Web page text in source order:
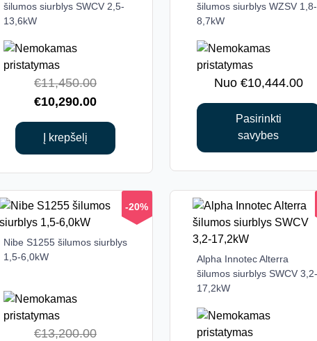
šilumos siurblys SWCV 2,5-
13,6kW
€11,450.00Original
price
was:
€10,290.00Current
price
€10,290.00.
Į krepšelį
šilumos siurblys WZSV 1,8-
8,7kW
€10,444.00
Pasirinkti
savybes
product
options
be
chosen
product
page
-20%
Nibe S1255 šilumos siurblys
1,5-6,0kW
€13,200.00Original
Alpha Innotec Alterra
šilumos siurblys SWCV 3,2-
17,2kW